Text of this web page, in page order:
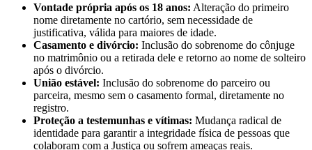
Vontade própria após os 18 anos: Alteração do primeiro
nome diretamente no cartório, sem necessidade de
justificativa, válida para maiores de idade.
Casamento e divórcio: Inclusão do sobrenome do cônjuge
no matrimônio ou a retirada dele e retorno ao nome de solteiro
após o divórcio.
União estável: Inclusão do sobrenome do parceiro ou
parceira, mesmo sem o casamento formal, diretamente no
registro.
Proteção a testemunhas e vítimas: Mudança radical de
identidade para garantir a integridade física de pessoas que
colaboram com a Justiça ou sofrem ameaças reais.